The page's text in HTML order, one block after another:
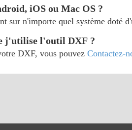
iOS ou Mac OS ?
n'importe quel système doté
j'utilise l'outil DXF ?
DXF, vous pouvez Contactez-